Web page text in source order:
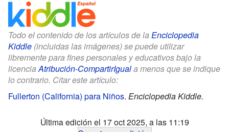
Todo el contenido de los artículos de la Enciclopedia
Kiddle (incluidas las imágenes) se puede utilizar
libremente para fines personales y educativos bajo la
licenciaAtribución-CompartirIguala menos que se indique
lo contrario. Citar este artículo:
Fullerton (California) para Niños. Enciclopedia Kiddle.
Última edición el 17 oct 2025, a las 11:19